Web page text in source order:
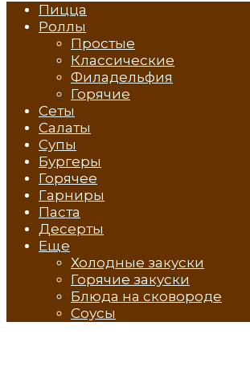
Пицца
Роллы
Простые
Классические
Филадельфия
Горячие
Сеты
Салаты
Супы
Бургеры
Горячее
Гарниры
Паста
Десерты
Еще
Холодные закуски
Горячие закуски
Блюда на сковороде
Соусы